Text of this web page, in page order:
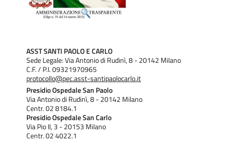
Data pubblicazione:Venerdì, 2 Settembre, 2011
ASST SANTI PAOLO E CARLO
Sede Legale: Via Antonio di Rudinì, 8 - 20142 Milano
C.F. / P.I. 09321970965
protocollo@pec.asst-santipaolocarlo.it
Presidio Ospedale San Paolo
Via Antonio di Rudinì, 8 - 20142 Milano
Centr. 02 8184.1
Presidio Ospedale San Carlo
Via Pio II, 3 - 20153 Milano
Centr. 02 4022.1